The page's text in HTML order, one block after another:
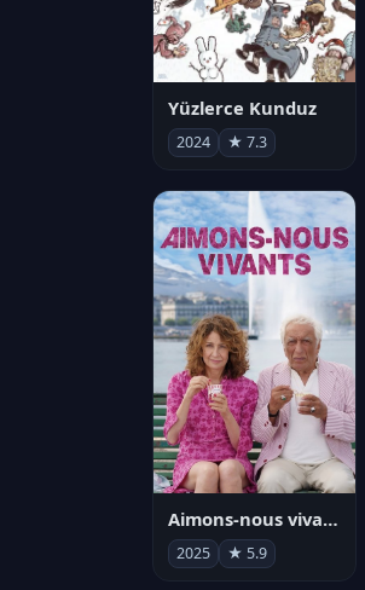
Yüzlerce Kunduz
2024 ★ 7.3
Aimons-nous vivants
2025 ★ 5.9